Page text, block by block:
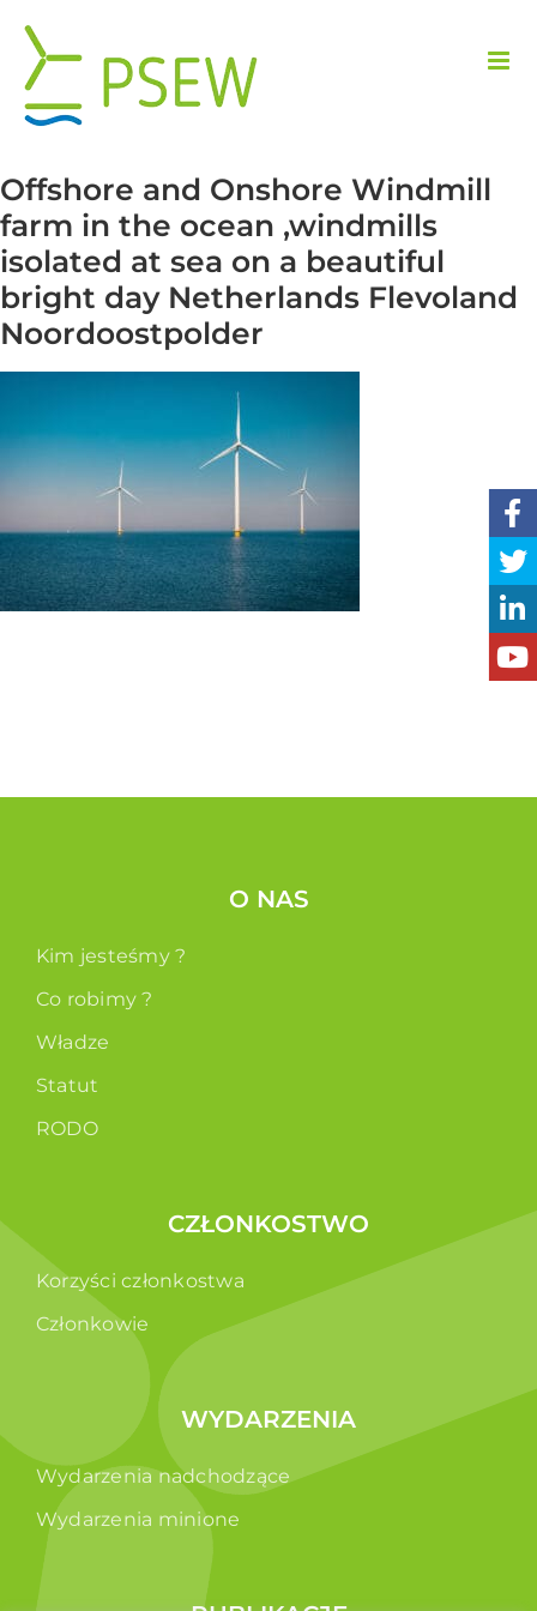
zawartości
Offshore and Onshore Windmill
farm in the ocean ,windmills
isolated at sea on a beautiful
bright day Netherlands Flevoland
Noordoostpolder
O NAS
Kim jesteśmy ?
Co robimy ?
Władze
Statut
RODO
CZŁONKOSTWO
Korzyści członkostwa
Członkowie
WYDARZENIA
Wydarzenia nadchodzące
Wydarzenia minione